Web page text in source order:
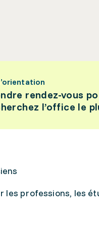
rendez-vous
l’office le
les professions, les